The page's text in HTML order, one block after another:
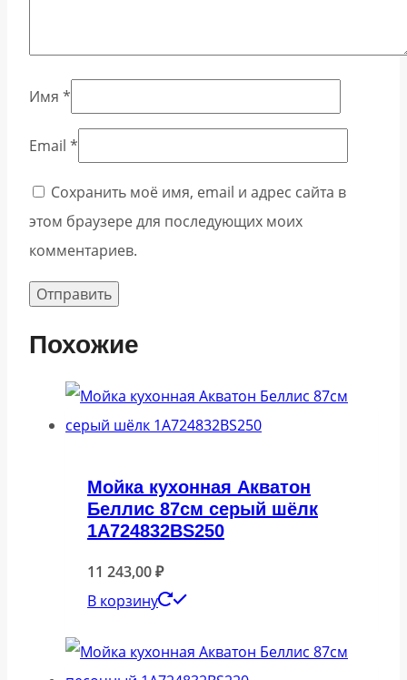
Имя *
Email *
Сохранить моё имя, email и адрес сайта в
этом браузере для последующих моих
комментариев.
Похожие
Мойка кухонная Акватон
Беллис 87см серый шёлк
1A724832BS250
11 243,00₽
В корзину